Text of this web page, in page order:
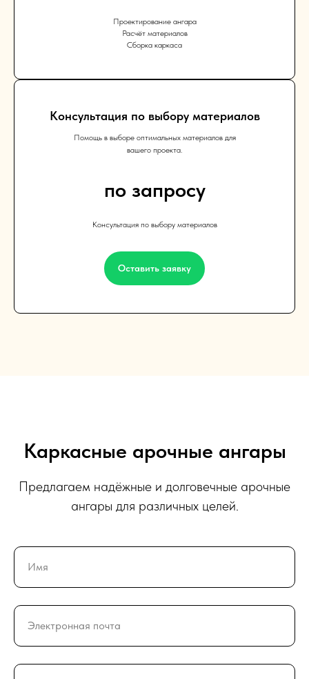
Проектирование ангара
Расчёт материалов
Сборка каркаса
Консультация по выбору материалов
Помощь в выборе оптимальных материалов для
вашего проекта.
по запросу
Консультация по выбору материалов
Оставить заявку
Каркасные арочные ангары
Предлагаем надёжные и долговечные арочные
ангары для различных целей.
Имя
Электронная почта